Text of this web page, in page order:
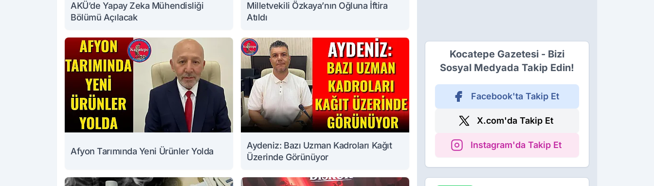
AKÜ’de Yapay Zeka Mühendisliği
Bölümü Açılacak
Milletvekili Özkaya’nın Oğluna İftira
Atıldı
Afyon Tarımında Yeni Ürünler Yolda
Aydeniz: Bazı Uzman Kadroları Kağıt
Üzerinde Görünüyor
Kocatepe Gazetesi - Bizi
Sosyal Medyada Takip Edin!
Facebook'ta Takip Et
X.com'da Takip Et
Instagram'da Takip Et